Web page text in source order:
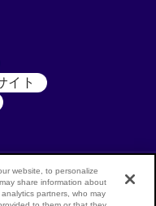
ウィンドウで開く]
イト [別ウィンドウで開
ウィンドウで開く]
website, to personalize
share information about
partners, who may